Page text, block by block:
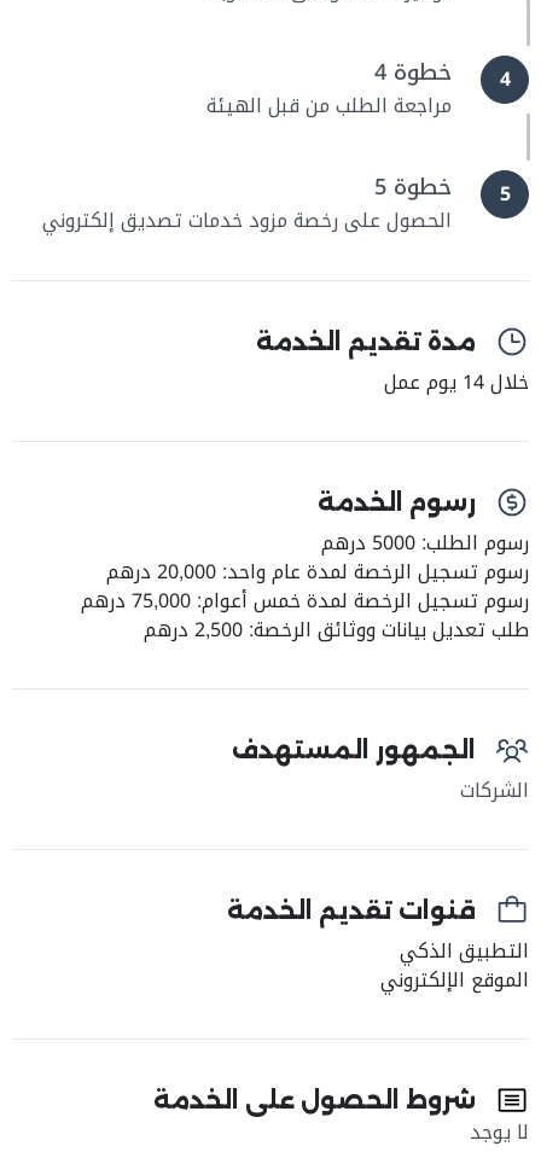
4 خطوة 4
مراجعة الطلب من قبل الهيئة
5 خطوة 5
الحصول على رخصة مزود خدمات تصديق إلكتروني
مدة تقديم الخدمة
خلال 14 يوم عمل
رسوم الخدمة
رسوم الطلب: 5000 درهم
رسوم تسجيل الرخصة لمدة عام واحد: 20,000 درهم
رسوم تسجيل الرخصة لمدة خمس أعوام: 75,000 درهم
طلب تعديل بيانات ووثائق الرخصة: 2,500 درهم
الجمهور المستهدف
الشركات
قنوات تقديم الخدمة
التطبيق الذكي
الموقع الإلكتروني
شروط الحصول على الخدمة
لا يوجد